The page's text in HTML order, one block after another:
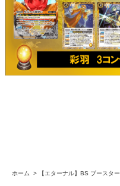
ホーム > 【エターナル】BS ブースター